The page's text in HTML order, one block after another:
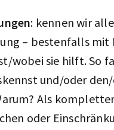
: kennen wir
– bestenfalls
wobei sie hilft. So
und/oder
Als
oder